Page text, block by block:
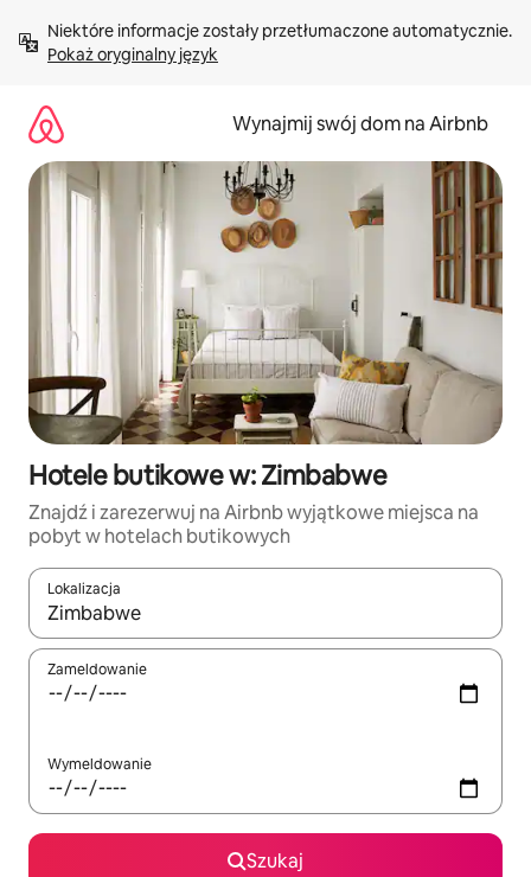
treści Pokaż oryginalny język
Wynajmij swój dom na Airbnb
Hotele butikowe w: Zimbabwe
Znajdź i zarezerwuj na Airbnb wyjątkowe miejsca na
pobyt w hotelach butikowych
Lokalizacja
Gdy wyniki będą dostępne, możesz poruszać się po nich za
Zameldowanie
Wymeldowanie
Szukaj